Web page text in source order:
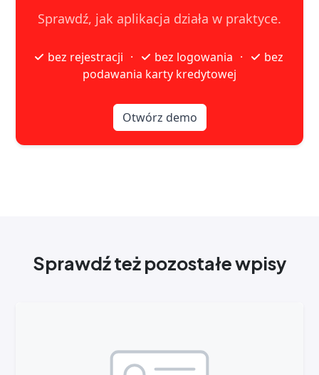
Sprawdź, jak aplikacja działa w praktyce.
bez rejestracji · bez logowania ·
bez
podawania karty kredytowej
Otwórz demo
Sprawdź też pozostałe wpisy